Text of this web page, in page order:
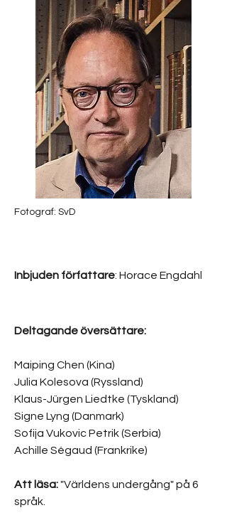
Fotograf: SvD
Inbjuden författare: Horace Engdahl
Deltagande översättare:
Maiping Chen (Kina)
Julia Kolesova (Ryssland)
Klaus-Jürgen Liedtke (Tyskland)
Signe Lyng (Danmark)
Sofija Vukovic Petrik (Serbia)
Achille Ségaud (Frankrike)​
​Att läsa:"Världens undergång" på 6
språk.